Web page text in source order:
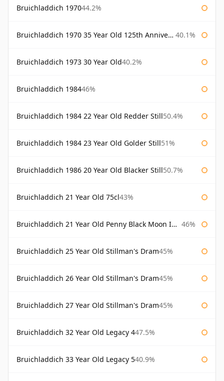
Bruichladdich 197044.2%
Bruichladdich 1970 35 Year Old 125th Anniversary 40.1%
Bruichladdich 1973 30 Year Old40.2%
Bruichladdich 198446%
Bruichladdich 1984 22 Year Old Redder Still50.4%
Bruichladdich 1984 23 Year Old Golder Still51%
Bruichladdich 1986 20 Year Old Blacker Still50.7%
Bruichladdich 21 Year Old 75cl43%
Bruichladdich 21 Year Old Penny Black Moon Import 46%
Bruichladdich 25 Year Old Stillman's Dram45%
Bruichladdich 26 Year Old Stillman's Dram45%
Bruichladdich 27 Year Old Stillman's Dram45%
Bruichladdich 32 Year Old Legacy 447.5%
Bruichladdich 33 Year Old Legacy 540.9%